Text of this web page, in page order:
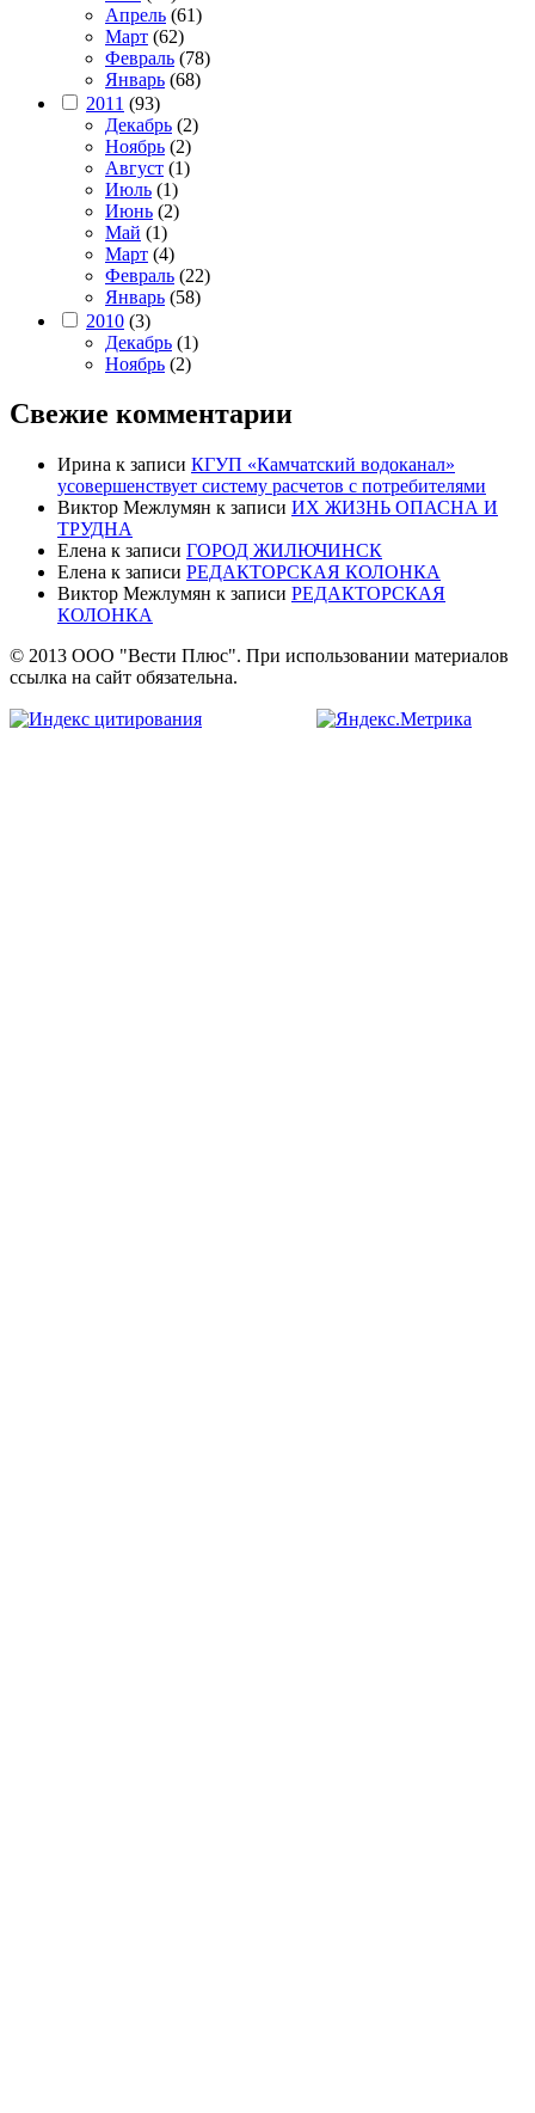
Апрель (61)
Март (62)
Февраль (78)
Январь (68)
2011 (93)
Декабрь (2)
Ноябрь (2)
Август (1)
Июль (1)
Июнь (2)
Май (1)
Март (4)
Февраль (22)
Январь (58)
2010 (3)
Декабрь (1)
Ноябрь (2)
Свежие комментарии
Ирина к записи КГУП «Камчатский водоканал»
усовершенствует систему расчетов с потребителями
Виктор Межлумян к записи ИХ ЖИЗНЬ ОПАСНА И
ТРУДНА
Елена к записи ГОРОД ЖИЛЮЧИНСК
Елена к записи РЕДАКТОРСКАЯ КОЛОНКА
Виктор Межлумян к записи РЕДАКТОРСКАЯ
КОЛОНКА
© 2013 ООО "Вести Плюс". При использовании материалов
ссылка на сайт обязательна.